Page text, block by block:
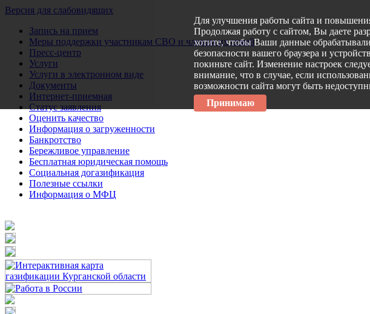
Версия для слабовидящих
Запись на прием
Меры поддержки участникам СВО и членам их семей
Пресс-центр
Услуги
Услуги в электронном виде
Документы
Интернет-приемная
Статус заявления
Оценить качество
Информация о загруженности
Банкротство
Бережливое управление
Бесплатная юридическая помощь
Социальная догазификация
Полезные ссылки
Информация о МФЦ
Для улучшения работы сайта и
Продолжая работу с сайтом, Вы даете
хотите, чтобы Ваши данные
безопасности вашего браузера и
покиньте сайт. Изменение настроек
внимание, что в случае, если
возможности сайта могут быть
Принимаю